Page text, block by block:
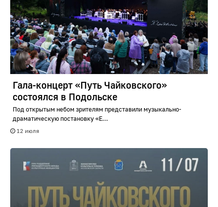
Гала-концерт «Путь Чайковского»
состоялся в Подольске
Под открытым небом зрителям представили музыкально-
драматическую постановку «Е...
12 июля